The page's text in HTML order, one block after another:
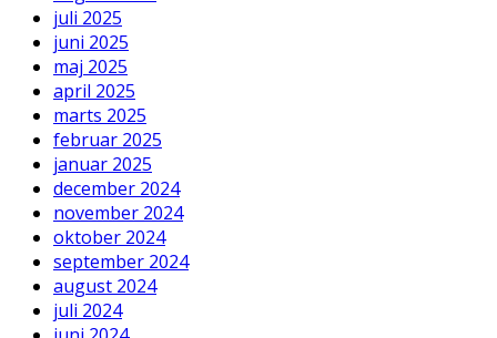
juli 2025
juni 2025
maj 2025
april 2025
marts 2025
februar 2025
januar 2025
december 2024
november 2024
oktober 2024
september 2024
august 2024
juli 2024